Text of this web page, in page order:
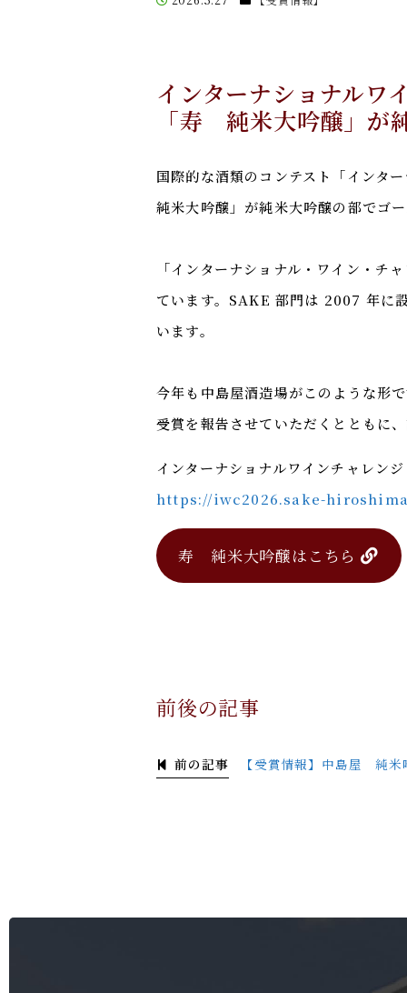
インターナショナルワ
「寿 純米大吟醸」が
国際的な酒類のコンテスト「インタ
純米大吟醸」が純米大吟醸の部でゴ
「インターナショナル・ワイン・
ています。SAKE 部門は 2007 年に
います。
今年も中島屋酒造場がこのような形
受賞を報告させていただくとともに
インターナショナルワインチャレン
https://iwc2026.sake-
寿 純米大吟醸はこちら
前後の記事
前の記事 【受賞情報】中島屋 純米